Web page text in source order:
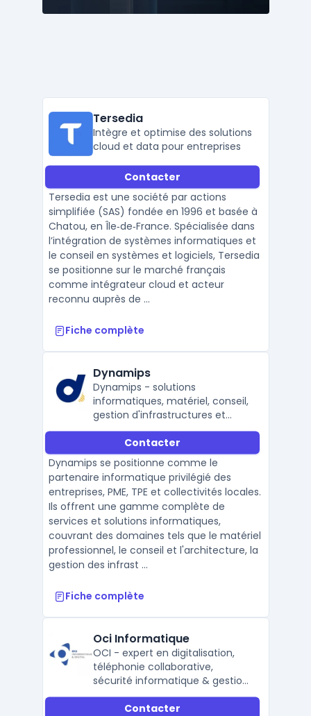
Tersedia
Intègre et optimise des solutions
cloud et data pour entreprises
Contacter
Tersedia est une société par actions
simplifiée (SAS) fondée en 1996 et basée à
Chatou, en Île‑de‑France. Spécialisée dans
l’intégration de systèmes informatiques et
le conseil en systèmes et logiciels, Tersedia
se positionne sur le marché français
comme intégrateur cloud et acteur
reconnu auprès de ...
Fiche complète
Dynamips
Dynamips - solutions
informatiques, matériel, conseil,
gestion d'infrastructures et
sécurité
Contacter
Dynamips se positionne comme le
partenaire informatique privilégié des
entreprises, PME, TPE et collectivités locales.
Ils offrent une gamme complète de
services et solutions informatiques,
couvrant des domaines tels que le matériel
professionnel, le conseil et l'architecture, la
gestion des infrast ...
Fiche complète
Oci Informatique
OCI - expert en digitalisation,
téléphonie collaborative,
sécurité informatique & gestion
de parc PC.
Contacter